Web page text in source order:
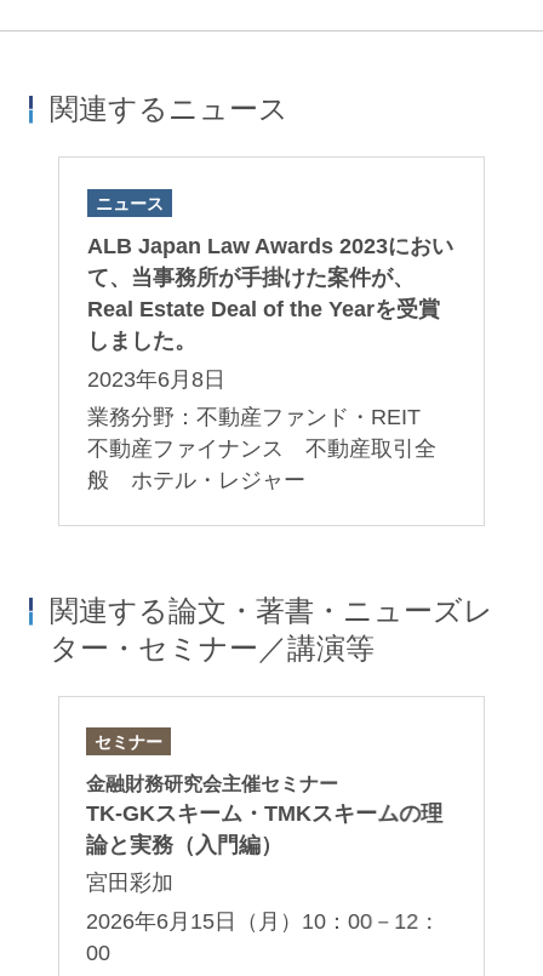
関連するニュース
ニュース
ALB Japan Law Awards 2023におい
て、当事務所が手掛けた案件が、
Real Estate Deal of the Yearを受賞
しました。
2023年6月8日
業務分野：不動産ファンド・REIT
不動産ファイナンス 不動産取引全
般 ホテル・レジャー
関連する論文・著書・ニューズレ
ター・セミナー／講演等
セミナー
金融財務研究会主催セミナー
TK-GKスキーム・TMKスキームの理
論と実務（入門編）
宮田彩加
2026年6月15日（月）10：00－12：
00